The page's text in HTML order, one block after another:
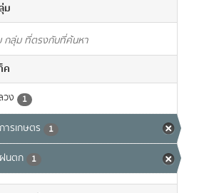
ม
กลุ่ม ที่ตรงกับที่ค้นหา
ค
วง 1
รเกษตร 1
นตก 1